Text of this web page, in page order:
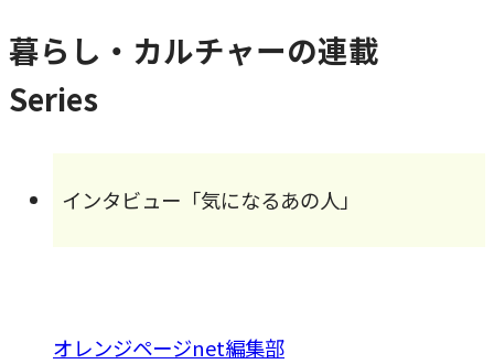
暮らし・カルチャーの連載
Series
インタビュー「気になるあの人」
オレンジページnet編集部